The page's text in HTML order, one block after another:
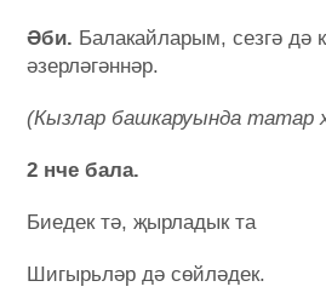
Әби. Балакайларым, сезгә дә
әзерләгәннәр.
(Кызлар башкаруында татар
2 нче бала.
Биедек тә, җырладык та
Шигырьләр дә сөйләдек.